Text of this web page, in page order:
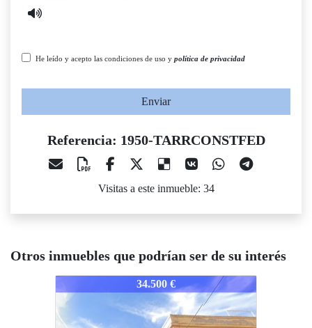
He leído y acepto las condiciones de uso y política de privacidad
Enviar
Referencia: 1950-TARRCONSTFED
Visitas a este inmueble: 34
Otros inmuebles que podrían ser de su interés
1950-TARRCONSTFED
41.300 €